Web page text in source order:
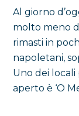
Al giorno
molto meno
rimasti in
napoletani,
Uno dei locali
aperto è ‘O